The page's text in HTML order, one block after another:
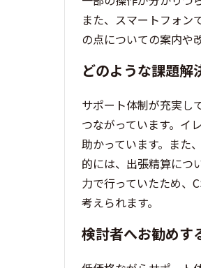
また、スマートフォン
の点についての案内や
どのような課題解
サポート体制が充実し
つながっています。イ
助かっています。また
的には、出張精算につ
力で行っていたため、
考えられます。
検討者へお勧めす